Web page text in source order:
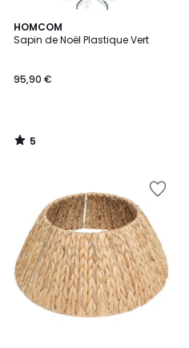
HOMCOM
Sapin de Noël Plastique Vert
95,90 €
5
/
5
/